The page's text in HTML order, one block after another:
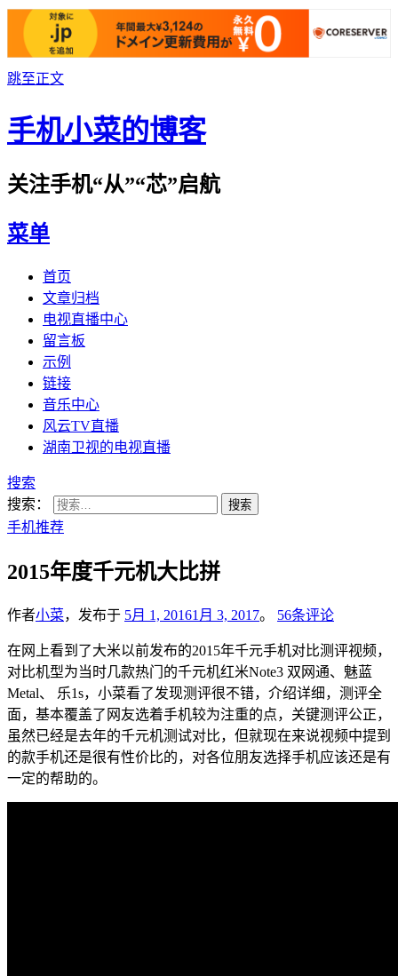
跳至正文
手机小菜的博客
关注手机“从”“芯”启航
菜单
首页
文章归档
电视直播中心
留言板
示例
链接
音乐中心
风云TV直播
湖南卫视的电视直播
搜索
搜索：
手机推荐
2015年度千元机大比拼
作者小菜，发布于 5月 1, 20161月 3, 2017。 56条评论
在网上看到了大米以前发布的2015年千元手机对比测评视频，
对比机型为当时几款热门的千元机红米Note3 双网通、魅蓝
Metal、 乐1s，小菜看了发现测评很不错，介绍详细，测评全
面，基本覆盖了网友选着手机较为注重的点，关键测评公正，
虽然已经是去年的千元机测试对比，但就现在来说视频中提到
的款手机还是很有性价比的，对各位朋友选择手机应该还是有
一定的帮助的。